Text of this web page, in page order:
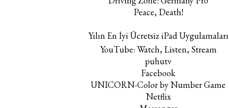
Peace, Death!
Yılın En İyi Ücretsiz iPad Uygulamaları
YouTube: Watch, Listen, Stream
puhutv
Facebook
UNICORN-Color by Number Game
Netflix